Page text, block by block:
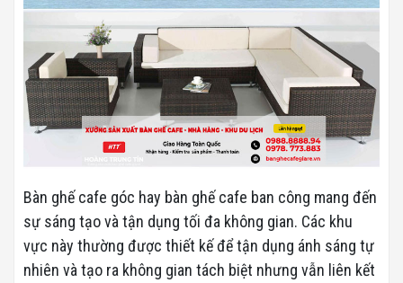
Bàn ghế cafe góc hay bàn ghế cafe ban công mang đến
sự sáng tạo và tận dụng tối đa không gian. Các khu
vực này thường được thiết kế để tận dụng ánh sáng tự
nhiên và tạo ra không gian tách biệt nhưng vẫn liên kết